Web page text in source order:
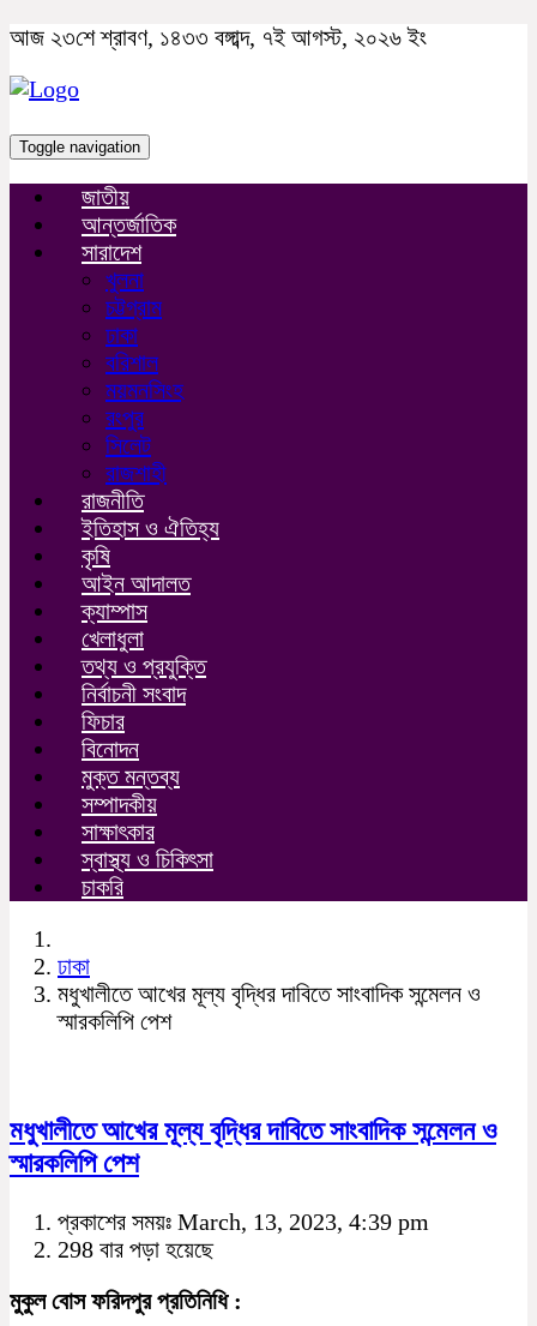
আজ ২৩শে শ্রাবণ, ১৪৩৩ বঙ্গাব্দ, ৭ই আগস্ট, ২০২৬ ইং
Toggle navigation
জাতীয়
আন্তর্জাতিক
সারাদেশ
খুলনা
চট্টগ্রাম
ঢাকা
বরিশাল
ময়মনসিংহ
রংপুর
সিলেট
রাজশাহী
রাজনীতি
ইতিহাস ও ঐতিহ্য
কৃষি
আইন আদালত
ক্যাম্পাস
খেলাধুলা
তথ্য ও প্রযুক্তি
নির্বাচনী সংবাদ
ফিচার
বিনোদন
মুক্ত মন্তব্য
সম্পাদকীয়
সাক্ষাৎকার
স্বাস্থ্য ও চিকিৎসা
চাকরি
ঢাকা
মধুখালীতে আখের মূল্য বৃদ্ধির দাবিতে সাংবাদিক সন্মেলন ও
স্মারকলিপি পেশ
মধুখালীতে আখের মূল্য বৃদ্ধির দাবিতে সাংবাদিক সন্মেলন ও
স্মারকলিপি পেশ
প্রকাশের সময়ঃ March, 13, 2023, 4:39 pm
298 বার পড়া হয়েছে
মুকুল বোস ফরিদপুর প্রতিনিধি :